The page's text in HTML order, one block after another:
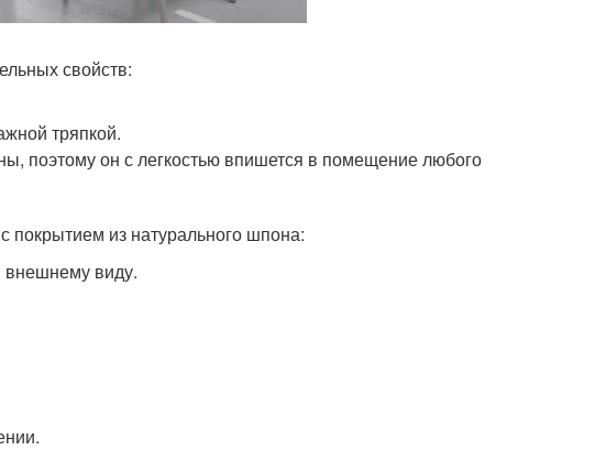
свойств:
тряпкой.
поэтому он с легкостью впишется в помещение любого
покрытием из натурального шпона:
внешнему виду.